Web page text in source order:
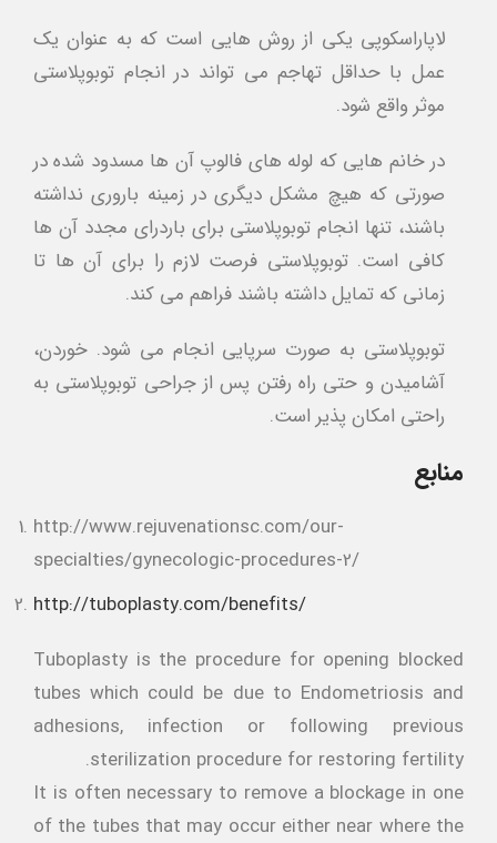
لاپاراسکوپی یکی از روش هایی است که به عنوان یک
عمل با حداقل تهاجم می تواند در انجام توبوپلاستی
موثر واقع شود.
در خانم هایی که لوله های فالوپ آن ها مسدود شده در
صورتی که هیچ مشکل دیگری در زمینه باروری نداشته
باشند، تنها انجام توبوپلاستی برای باردرای مجدد آن ها
کافی است. توبوپلاستی فرصت لازم را برای آن ها تا
زمانی که تمایل داشته باشند فراهم می کند.
توبوپلاستی به صورت سرپایی انجام می شود. خوردن،
آشامیدن و حتی راه رفتن پس از جراحی توبوپلاستی به
راحتی امکان پذیر است.
منابع
http://www.rejuvenationsc.com/our-
specialties/gynecologic-procedures-2/
http://tuboplasty.com/benefits/
Tuboplasty is the procedure for opening blocked
tubes which could be due to Endometriosis and
adhesions, infection or following previous
sterilization procedure for restoring fertility.
It is often necessary to remove a blockage in one
of the tubes that may occur either near where the